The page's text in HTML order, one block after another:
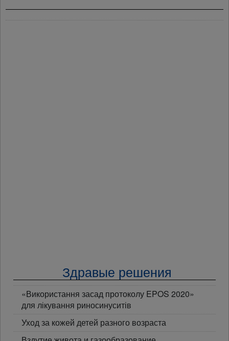
Здравые решения
«Використання засад протоколу EPOS 2020»
для лікування риносинуситів
Уход за кожей детей разного возраста